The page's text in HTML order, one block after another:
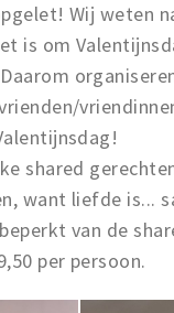
Wij weten
is om
shared
want liefde is...
van de
per persoon.